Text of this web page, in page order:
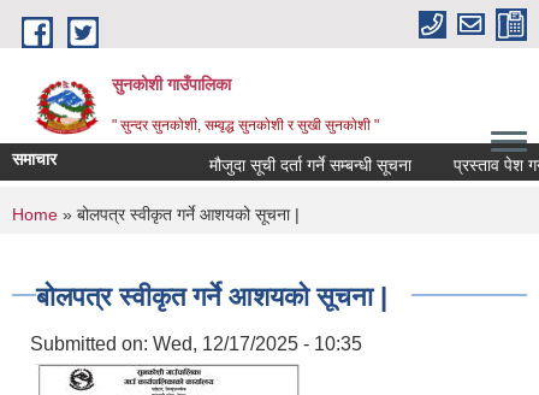
Skip to main content
सुनकोशी गाउँपालिका
" सुन्दर सुनकाेशी, सम्वृद्ध सुनकाेशी र सुखी सुनकाेशी "
समाचार मौजुदा सूची दर्ता गर्ने सम्बन्धी सूचना प्रस्ताव पेश गर्ने
You are here
Home » बोलपत्र स्वीकृत गर्ने आशयको सूचना |
बोलपत्र स्वीकृत गर्ने आशयको सूचना |
Submitted on: Wed, 12/17/2025 - 10:35